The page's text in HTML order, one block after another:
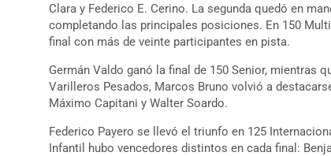
Clara y Federico E. Cerino. La segunda quedó en
completando las principales posiciones. En 150
final con más de veinte participantes en pista.
Germán Valdo ganó la final de 150 Senior, mientras
Varilleros Pesados, Marcos Bruno volvió a
Máximo Capitani y Walter Soardo.
Federico Payero se llevó el triunfo en 125
Infantil hubo vencedores distintos en cada final: